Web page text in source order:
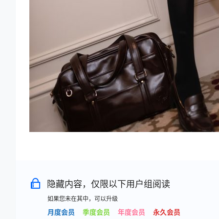
隐藏内容，仅限以下用户组阅读
如果您未在其中，可以升级
月度会员 季度会员 年度会员 永久会员